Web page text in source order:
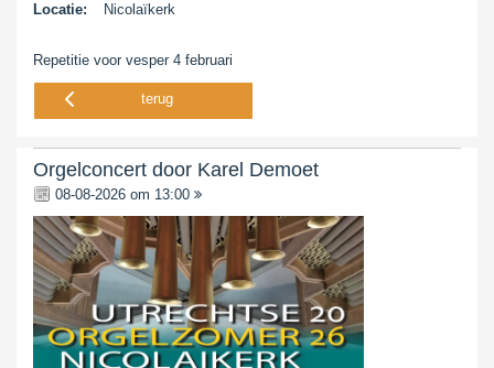
Locatie:
Nicolaïkerk
Repetitie voor vesper 4 februari
terug
Orgelconcert door Karel Demoet
08-08-2026 om 13:00